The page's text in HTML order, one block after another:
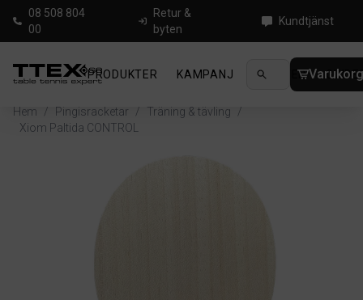
08 508 804
00
Retur &
byten
Kundtjänst
PRODUKTER KAMPANJ NYHETER
Hem / Pingisracketar / Träning & tävling
/
Xiom Paltida CONTROL